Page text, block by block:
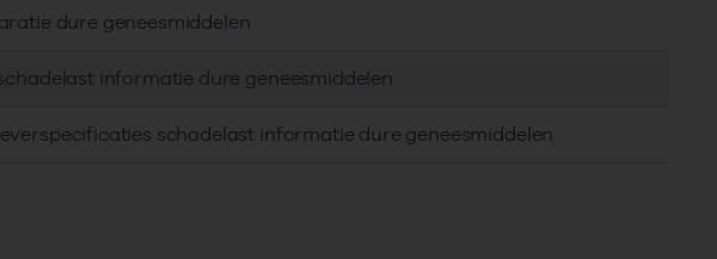
dure geneesmiddelen
informatie dure geneesmiddelen
schadelast informatie dure geneesmiddelen